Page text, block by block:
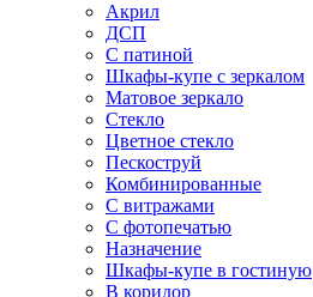
Акрил
ДСП
С патиной
Шкафы-купе с зеркалом
Матовое зеркало
Стекло
Цветное стекло
Пескоструй
Комбинированные
С витражами
С фотопечатью
Назначение
Шкафы-купе в гостиную
В коридор